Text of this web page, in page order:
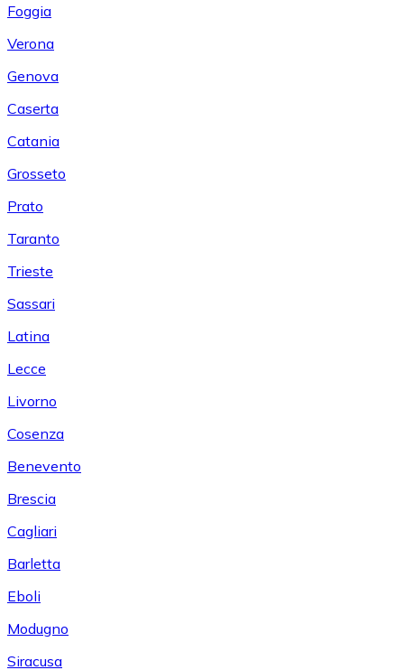
Foggia
Verona
Genova
Caserta
Catania
Grosseto
Prato
Taranto
Trieste
Sassari
Latina
Lecce
Livorno
Cosenza
Benevento
Brescia
Cagliari
Barletta
Eboli
Modugno
Siracusa